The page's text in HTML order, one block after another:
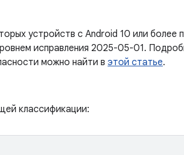
устройств с Android 10 или более
исправления 2025-05-01.
можно найти в этой статье.
классификации: